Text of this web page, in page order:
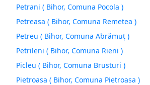
Petrani ( Bihor, Comuna Pocola )
Petreasa ( Bihor, Comuna Remetea )
Petreu ( Bihor, Comuna Abrămuţ )
Petrileni ( Bihor, Comuna Rieni )
Picleu ( Bihor, Comuna Brusturi )
Pietroasa ( Bihor, Comuna Pietroasa )